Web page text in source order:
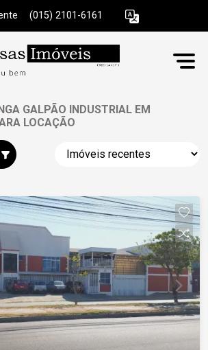
(015) 2101-6161
GALPÃO INDUSTRIAL EM
LOCAÇÃO